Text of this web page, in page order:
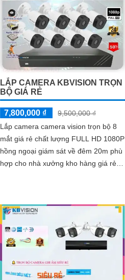
LẮP CAMERA KBVISION TRỌN
BỘ GIÁ RẺ
7,800,000 ₫
9,500,000 ₫
Lắp camera camera vision trọn bộ 8
mắt giá rẻ chất lượng FULL HD 1080P
hồng ngoại giám sát về đêm 20m phù
hợp cho nhà xưởng kho hàng giá rẻ